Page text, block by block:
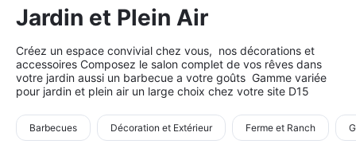
Jardin et Plein Air
Créez un espace convivial chez vous, nos décorations et
accessoires Composez le salon complet de vos rêves dans
votre jardin aussi un barbecue a votre goûts Gamme variée
pour jardin et plein air un large choix chez votre site D15
Barbecues Décoration et Extérieur Ferme et Ranch